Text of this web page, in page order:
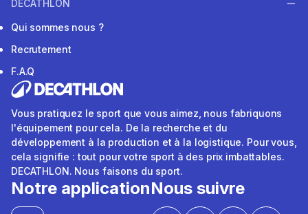
DECATHLON
Qui sommes nous ?
Recrutement
F.A.Q
Vous pratiquez le sport que vous aimez, nous fabriquons
l'équipement pour cela. De la recherche et du
développement à la production et à la logistique. Pour vous,
cela signifie : tout pour votre sport à des prix imbattables.
DECATHLON. Nous faisons du sport.
Notre applicationNous suivre